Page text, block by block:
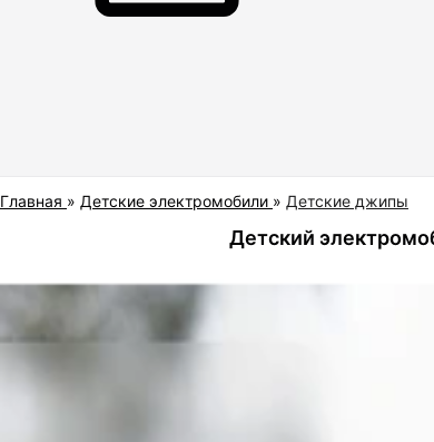
Главная » Детские электромобили » Детские джипы
Детский